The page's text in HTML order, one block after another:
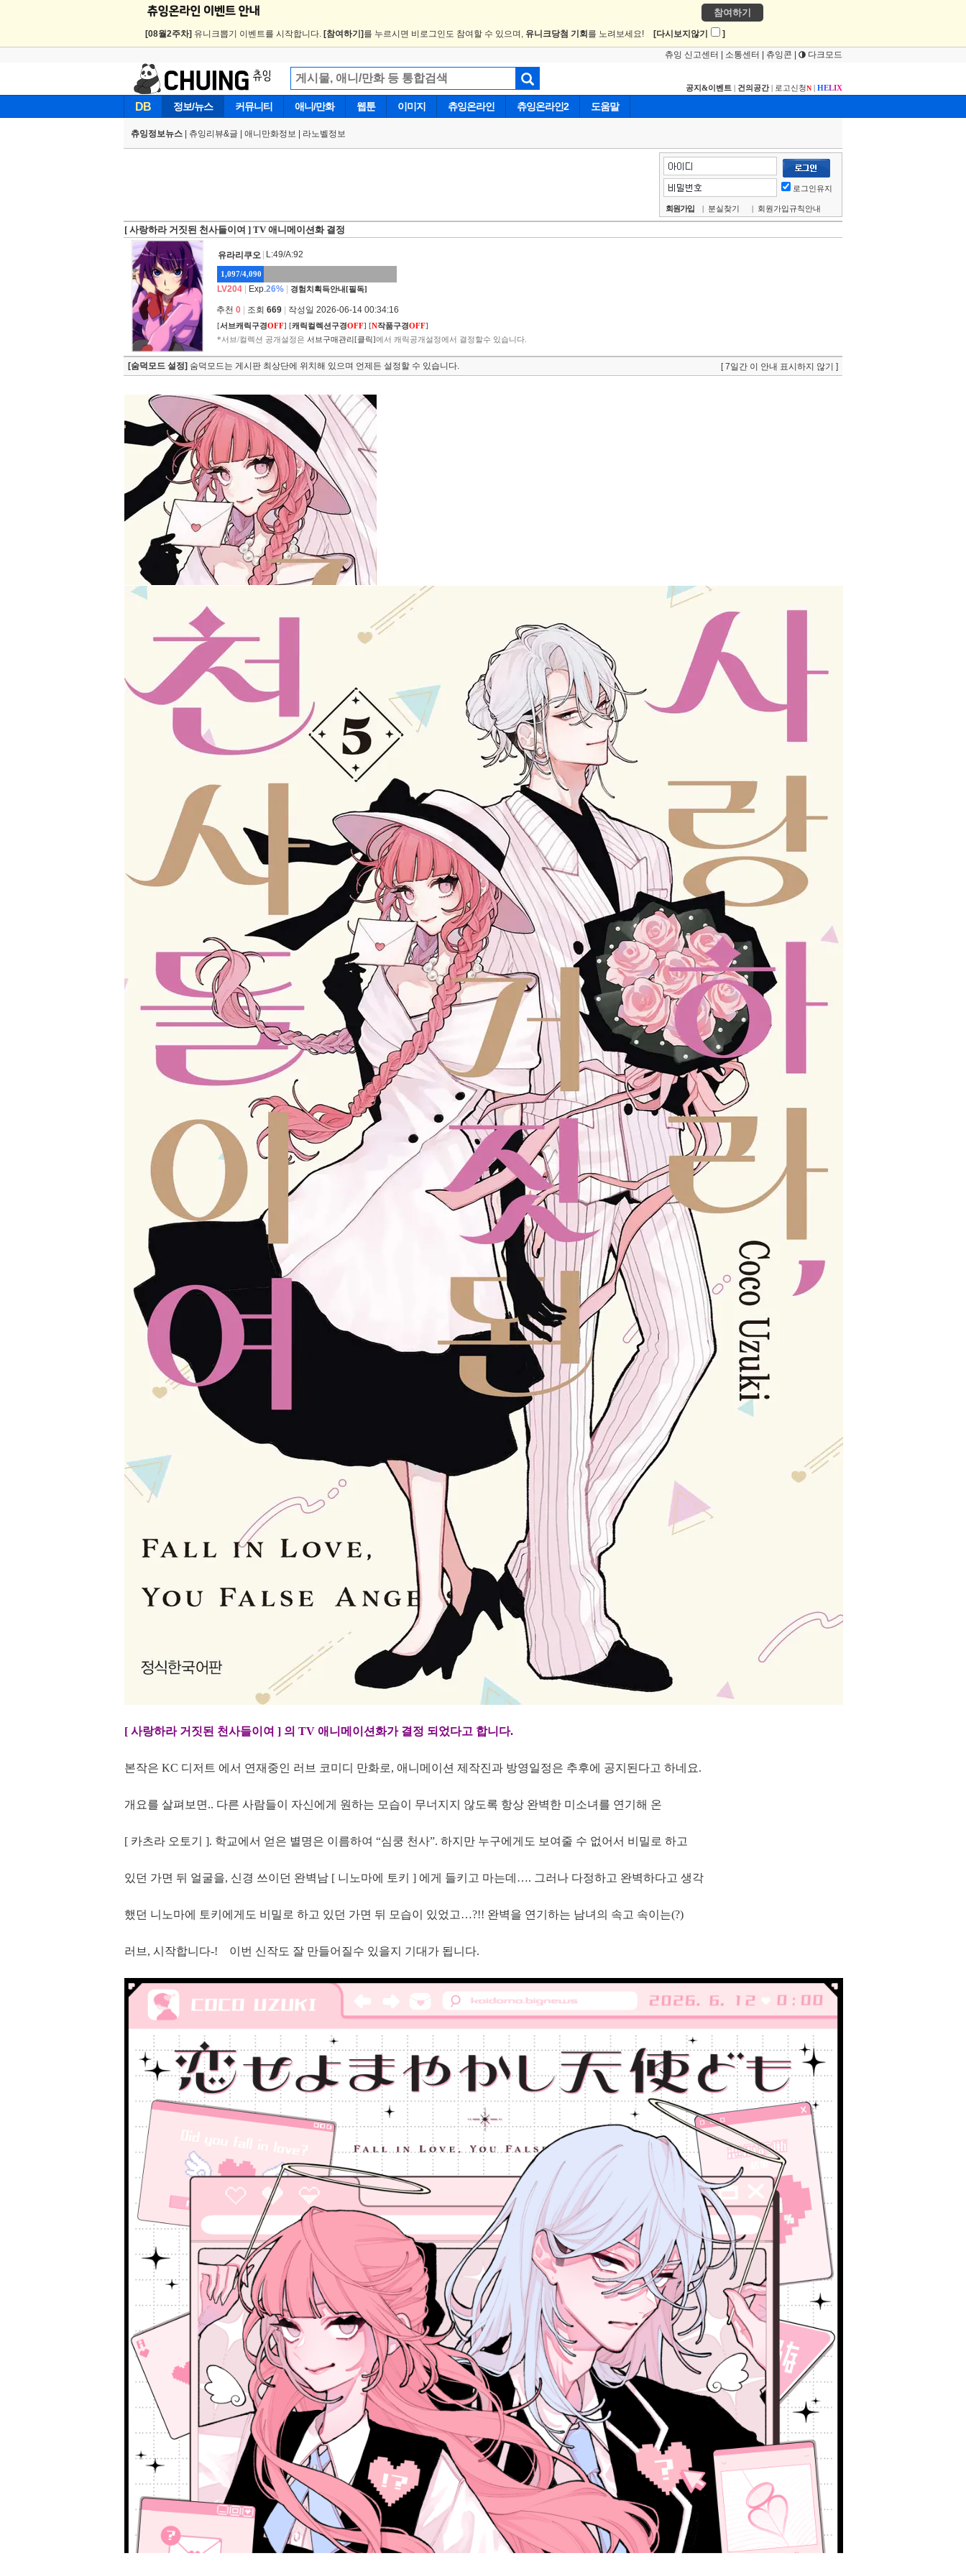
참여하기
[08월2주차] 유니크뽑기 이벤트를 시작합니다. [참여하기] 를 누르시면 비로그인도 참여할 수 있으며, 유니크당첨 기회 를 노려보세요! [다시보지않기 ]
츄잉 신고센터 소통센터 츄잉콘 다크모드
공지&이벤트 | 건의공간| 로고신청N | HELIX
DB 정보/뉴스 커뮤니티 애니/만화 웹툰 이미지 츄잉온라인 츄잉온라인2 도움말
츄잉정보뉴스 츄잉리뷰&글 애니만화정보 라노벨정보
로그인유지
회원가입 | 분실찾기 | 회원가입규칙안내
[ 사랑하라 거짓된 천사들이여 ] TV 애니메이션화 결정
유라리쿠오 L:49/A:92
1,097/4,090
LV204 Exp.26% 경험치획득안내[필독]
추천 0 조회 669 작성일 2026-06-14 00:34:16
[서브캐릭구경OFF] [캐릭컬렉션구경OFF] [N작품구경OFF]
*서브/컬렉션 공개설정은 서브구매관리[클릭]에서 캐릭공개설정에서 결정할수 있습니다.
[숨덕모드 설정] 숨덕모드는 게시판 최상단에 위치해 있으며 언제든 설정할 수 있습니다. [ 7일간 이 안내 표시하지 않기 ]
[ 사랑하라 거짓된 천사들이여 ] 의 TV 애니메이션화가 결정 되었다고 합니다.
본작은 KC 디저트 에서 연재중인 러브 코미디 만화로, 애니메이션 제작진과 방영일정은 추후에 공지된다고 하네요.
개요를 살펴보면.. 다른 사람들이 자신에게 원하는 모습이 무너지지 않도록 항상 완벽한 미소녀를 연기해 온
[ 카츠라 오토기 ]. 학교에서 얻은 별명은 이름하여 “심쿵 천사”. 하지만 누구에게도 보여줄 수 없어서 비밀로 하고
있던 가면 뒤 얼굴을, 신경 쓰이던 완벽남 [ 니노마에 토키 ] 에게 들키고 마는데…. 그러나 다정하고 완벽하다고 생각
했던 니노마에 토키에게도 비밀로 하고 있던 가면 뒤 모습이 있었고…?!! 완벽을 연기하는 남녀의 속고 속이는(?)
러브, 시작합니다-! 이번 신작도 잘 만들어질수 있을지 기대가 됩니다.